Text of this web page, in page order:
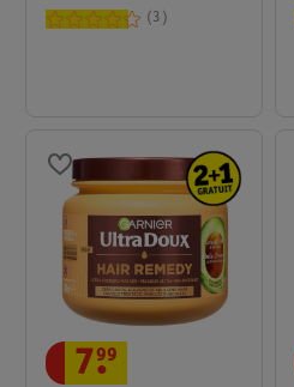
3
7.
99